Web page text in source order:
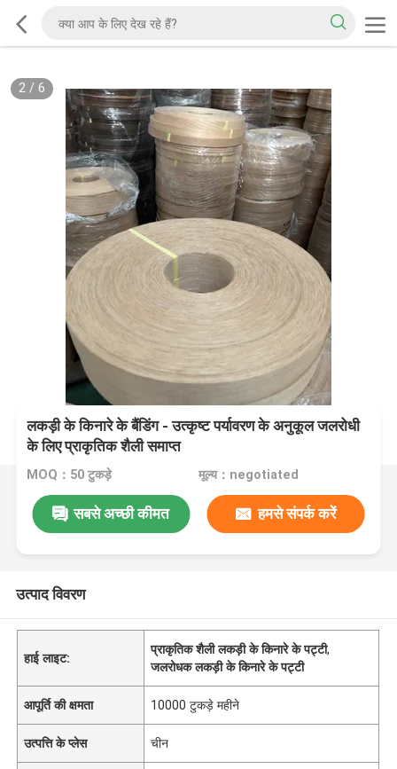
2/ 6
लकड़ी के किनारे के बैंडिंग - उत्कृष्ट पर्यावरण के अनुकूल जलरोधी
के लिए प्राकृतिक शैली समाप्त
MOQ：50 टुकड़े मूल्य：negotiated
सबसे अच्छी कीमत हमसे संपर्क करें
उत्पाद विवरण
हाई लाइट:
प्राकृतिक शैली लकड़ी के किनारे के पट्टी,
जलरोधक लकड़ी के किनारे के पट्टी
आपूर्ति की क्षमता 10000 टुकड़े महीने
उत्पत्ति के प्लेस चीन